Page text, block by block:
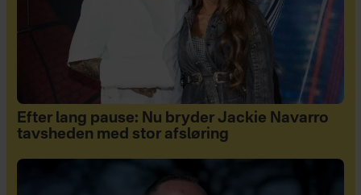
Efter lang pause: Nu bryder Jackie Navarro
tavsheden med stor afsløring